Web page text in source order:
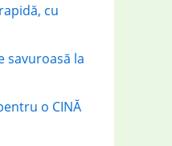
cu
savuroasă la
o CINĂ